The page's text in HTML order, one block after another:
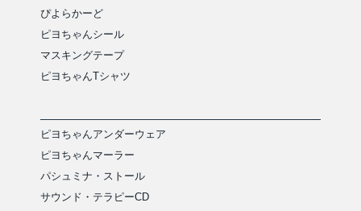
ぴよらかーど
ピヨちゃんシール
マスキングテープ
ピヨちゃんTシャツ
ピヨちゃんアンダーウェア
ピヨちゃんマーラー
パシュミナ・ストール
サウンド・テラピーCD